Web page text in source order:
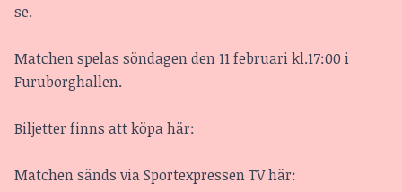
se.
Matchen spelas söndagen den 11 februari kl.17:00 i
Furuborghallen.
Biljetter finns attköpa här:
Matchen sänds viaSportexpressen TV här: